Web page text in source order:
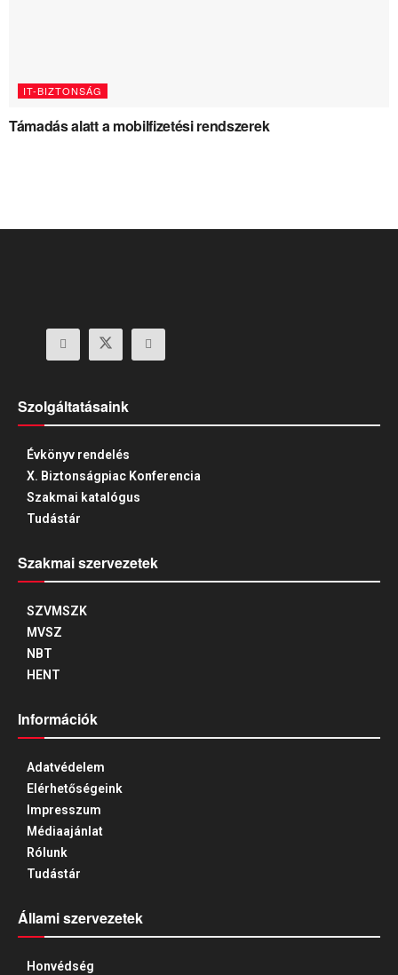
IT-BIZTONSÁG
Támadás alatt a mobilfizetési rendszerek
Szolgáltatásaink
Évkönyv rendelés
X. Biztonságpiac Konferencia
Szakmai katalógus
Tudástár
Szakmai szervezetek
SZVMSZK
MVSZ
NBT
HENT
Információk
Adatvédelem
Elérhetőségeink
Impresszum
Médiaajánlat
Rólunk
Tudástár
Állami szervezetek
Honvédség